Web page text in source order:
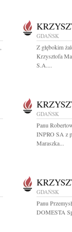
GDAŃSK
Z głębokim
Krzysztofa
S.A....
GDAŃSK
Panu
INPRO SA z
Maraszka...
GDAŃSK
Panu
DOMESTA